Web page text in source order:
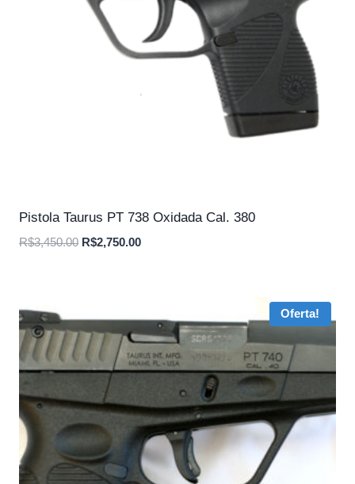
Pistola Taurus PT 738 Oxidada Cal. 380
R$3,450.00 O
R$2,750.00O
Oferta!